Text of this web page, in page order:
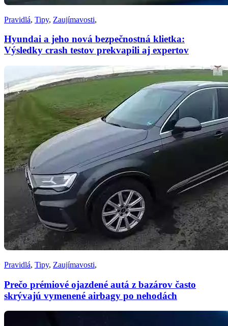
Pravidlá, Tipy, Zaujímavosti,
Hyundai a jeho nová bezpečnostná klietka:
Výsledky crash testov prekvapili aj expertov
Pravidlá, Tipy, Zaujímavosti,
Prečo prémiové ojazdené autá z bazárov často
skrývajú vymenené airbagy po nehodách